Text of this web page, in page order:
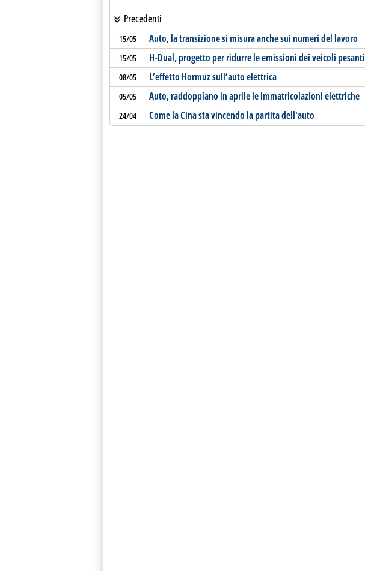
Precedenti
15/05 Auto, la transizione si misura anche sui numeri del lavoro
15/05 H-Dual, progetto per ridurre le emissioni dei veicoli pesanti
08/05 L’effetto Hormuz sull’auto elettrica
05/05 Auto, raddoppiano in aprile le immatricolazioni elettriche
24/04 Come la Cina sta vincendo la partita dell'auto